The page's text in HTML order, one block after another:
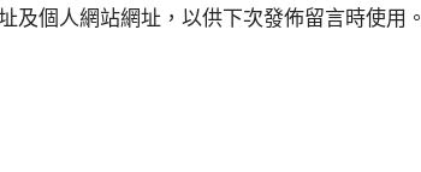
及個人網站網址，以供下次發佈留言時使用。